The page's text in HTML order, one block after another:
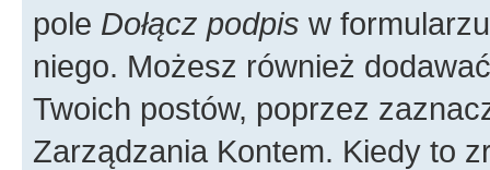
pole Dołącz podpis w
niego. Możesz również
Twoich postów, poprzez
Zarządzania Kontem. Kiedy to